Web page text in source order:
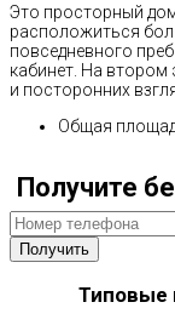
Это просторный
расположиться
повседневного
кабинет. На
и посторонних
Общая
Получите
Типовые